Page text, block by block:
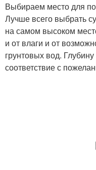
Выбираем место для
Лучше всего выбрать
на самом высоком
и от влаги и от
грунтовых вод.
соответствие с